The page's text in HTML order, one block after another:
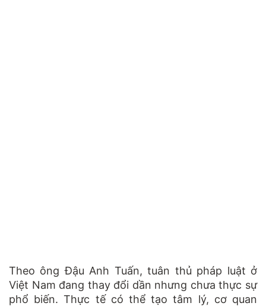
Theo ông Đậu Anh Tuấn, tuân thủ pháp luật ở
Việt Nam đang thay đổi dần nhưng chưa thực sự
phổ biến. Thực tế có thể tạo tâm lý, cơ quan